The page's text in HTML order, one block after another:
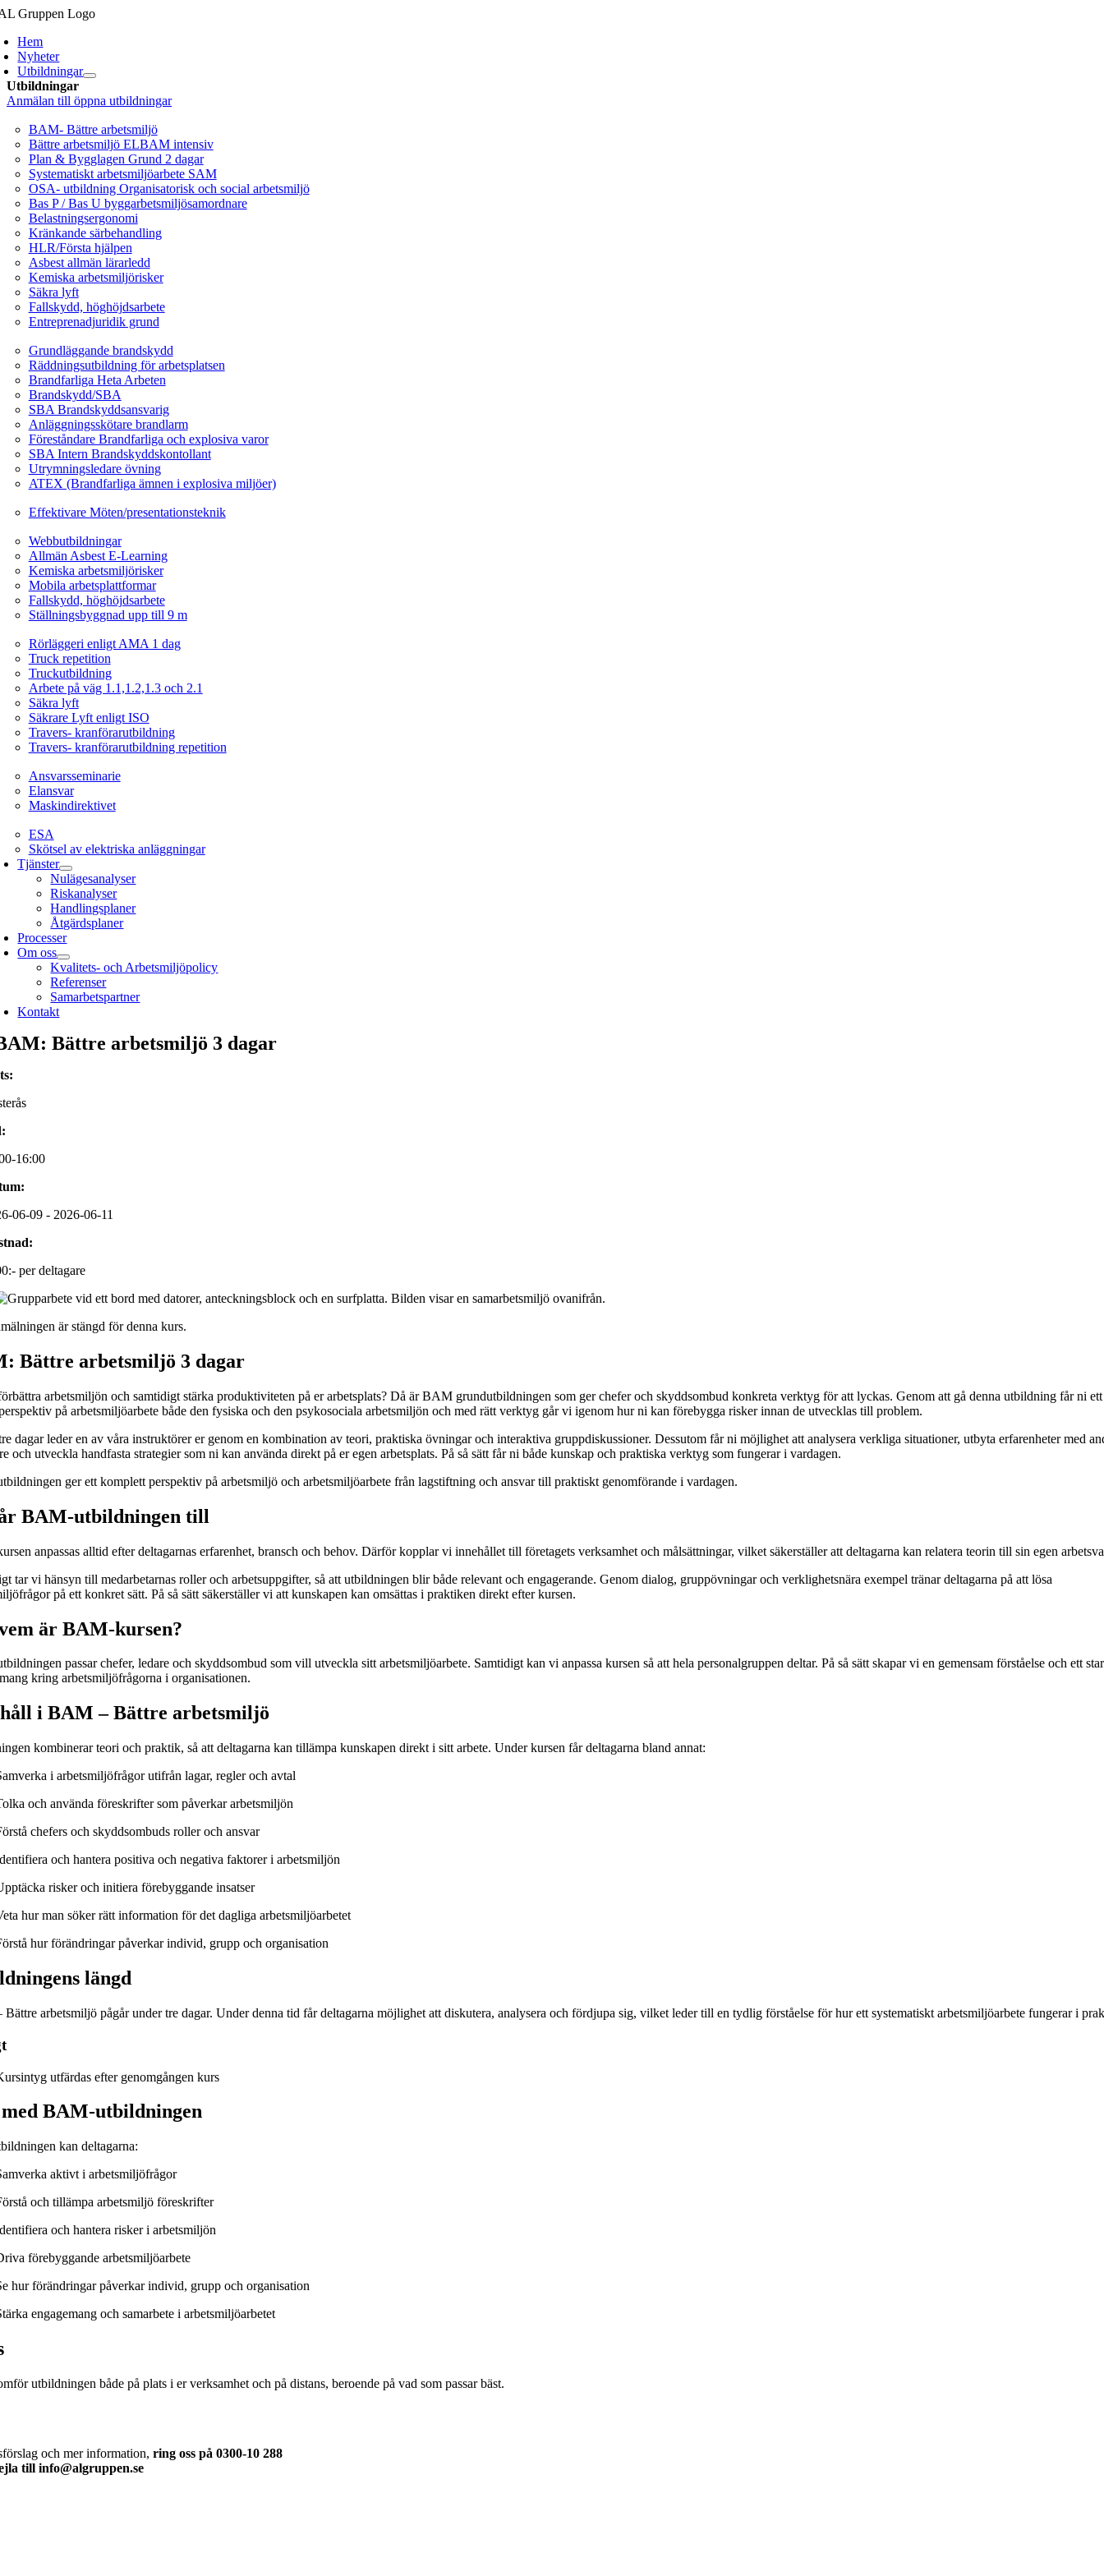
Fortsätt
innehållet
Hem
Nyheter
Utbildningar
Utbildningar
Anmälan till öppna utbildningar
BAM- Bättre arbetsmiljö
Bättre arbetsmiljö ELBAM intensiv
Plan & Bygglagen Grund 2 dagar
Systematiskt arbetsmiljöarbete SAM
OSA- utbildning Organisatorisk och social arbetsmiljö
Bas P / Bas U byggarbetsmiljösamordnare
Belastningsergonomi
Kränkande särbehandling
HLR/Första hjälpen
Asbest allmän lärarledd
Kemiska arbetsmiljörisker
Säkra lyft
Fallskydd, höghöjdsarbete
Entreprenadjuridik grund
Grundläggande brandskydd
Räddningsutbildning för arbetsplatsen
Brandfarliga Heta Arbeten
Brandskydd/SBA
SBA Brandskyddsansvarig
Anläggningsskötare brandlarm
Föreståndare Brandfarliga och explosiva varor
SBA Intern Brandskyddskontollant
Utrymningsledare övning
ATEX (Brandfarliga ämnen i explosiva miljöer)
Effektivare Möten/presentationsteknik
Webbutbildningar
Allmän Asbest E-Learning
Kemiska arbetsmiljörisker
Mobila arbetsplattformar
Fallskydd, höghöjdsarbete
Ställningsbyggnad upp till 9 m
Rörläggeri enligt AMA 1 dag
Truck repetition
Truckutbildning
Arbete på väg 1.1,1.2,1.3 och 2.1
Säkra lyft
Säkrare Lyft enligt ISO
Travers- kranförarutbildning
Travers- kranförarutbildning repetition
Ansvarsseminarie
Elansvar
Maskindirektivet
ESA
Skötsel av elektriska anläggningar
Tjänster
Nulägesanalyser
Riskanalyser
Handlingsplaner
Åtgärdsplaner
Processer
Om oss
Kvalitets- och Arbetsmiljöpolicy
Referenser
Samarbetspartner
Kontakt
Bättre arbetsmiljö 3 dagar
:
16:00
06-09 - 2026-06-11
per deltagare
är stängd för denna kurs.
Bättre arbetsmiljö 3 dagar
arbetsmiljön och samtidigt stärka produktiviteten på er arbetsplats? Då är BAM grundutbildningen som ger chefer och skyddsombud konkreta verktyg för att lyckas. Genom att gå denna utbildning får ni ett
på arbetsmiljöarbete både den fysiska och den psykosociala arbetsmiljön och med rätt verktyg går vi igenom hur ni kan förebygga risker innan de utvecklas till problem.
dagar leder en av våra instruktörer er genom en kombination av teori, praktiska övningar och interaktiva gruppdiskussioner. Dessutom får ni möjlighet att analysera verkliga situationer, utbyta erfarenheter med
och utveckla handfasta strategier som ni kan använda direkt på er egen arbetsplats. På så sätt får ni både kunskap och praktiska verktyg som fungerar i vardagen.
ger ett komplett perspektiv på arbetsmiljö och arbetsmiljöarbete från lagstiftning och ansvar till praktiskt genomförande i vardagen.
BAM-utbildningen till
anpassas alltid efter deltagarnas erfarenhet, bransch och behov. Därför kopplar vi innehållet till företagets verksamhet och målsättningar, vilket säkerställer att deltagarna kan relatera teorin till sin egen
tar vi hänsyn till medarbetarnas roller och arbetsuppgifter, så att utbildningen blir både relevant och engagerande. Genom dialog, gruppövningar och verklighetsnära exempel tränar deltagarna på att lösa
på ett konkret sätt. På så sätt säkerställer vi att kunskapen kan omsättas i praktiken direkt efter kursen.
är BAM-kursen?
passar chefer, ledare och skyddsombud som vill utveckla sitt arbetsmiljöarbete. Samtidigt kan vi anpassa kursen så att hela personalgruppen deltar. På så sätt skapar vi en gemensam förståelse och ett
kring arbetsmiljöfrågorna i organisationen.
i BAM – Bättre arbetsmiljö
kombinerar teori och praktik, så att deltagarna kan tillämpa kunskapen direkt i sitt arbete. Under kursen får deltagarna bland annat:
i arbetsmiljöfrågor utifrån lagar, regler och avtal
och använda föreskrifter som påverkar arbetsmiljön
chefers och skyddsombuds roller och ansvar
och hantera positiva och negativa faktorer i arbetsmiljön
risker och initiera förebyggande insatser
hur man söker rätt information för det dagliga arbetsmiljöarbetet
hur förändringar påverkar individ, grupp och organisation
längd
arbetsmiljö pågår under tre dagar. Under denna tid får deltagarna möjlighet att diskutera, analysera och fördjupa sig, vilket leder till en tydlig förståelse för hur ett systematiskt arbetsmiljöarbete fungerar i
utfärdas efter genomgången kurs
BAM-utbildningen
kan deltagarna:
aktivt i arbetsmiljöfrågor
och tillämpa arbetsmiljö föreskrifter
och hantera risker i arbetsmiljön
förebyggande arbetsmiljöarbete
hur förändringar påverkar individ, grupp och organisation
engagemang och samarbete i arbetsmiljöarbetet
utbildningen både på plats i er verksamhet och på distans, beroende på vad som passar bäst.
och mer information, ring oss på 0300-10 288
till info@algruppen.se